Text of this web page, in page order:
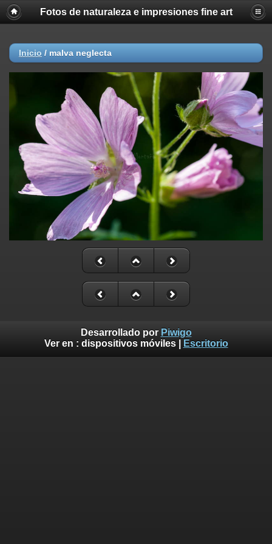
Fotos de naturaleza e impresiones fine art
Inicio / malva neglecta
Desarrollado por Piwigo
Ver en : dispositivos móviles| Escritorio